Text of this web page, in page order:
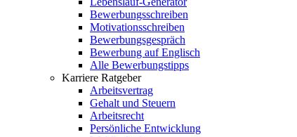
Bewerbungsschreiben
Motivationsschreiben
Bewerbungsgespräch
Bewerbung auf Englisch
Alle Bewerbungstipps
Karriere Ratgeber
Arbeitsvertrag
Gehalt und Steuern
Arbeitsrecht
Persönliche Entwicklung